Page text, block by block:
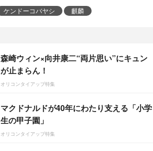
ケンドーコバヤシ 麒麟
森崎ウィン×向井康二“両片思い”にキュン
が止まらん！
オリコンタイアップ特集
マクドナルドが40年にわたり支える「小学
生の甲子園」
オリコンタイアップ特集